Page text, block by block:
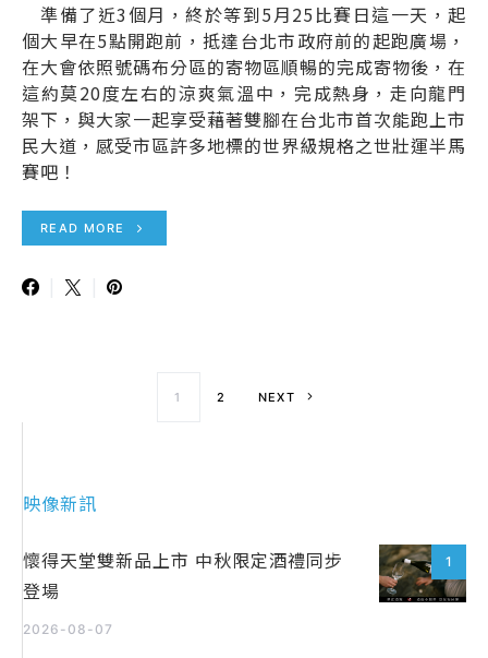
準備了近3個月，終於等到5月25比賽日這一天，起
個大早在5點開跑前，抵達台北市政府前的起跑廣場，
在大會依照號碼布分區的寄物區順暢的完成寄物後，在
這約莫20度左右的涼爽氣溫中，完成熱身，走向龍門
架下，與大家一起享受藉著雙腳在台北市首次能跑上市
民大道，感受市區許多地標的世界級規格之世壯運半馬
賽吧！
READ MORE
文章導覽
1 2 NEXT
映像新訊
1
懷得天堂雙新品上市 中秋限定酒禮同步
登場
2026-08-07